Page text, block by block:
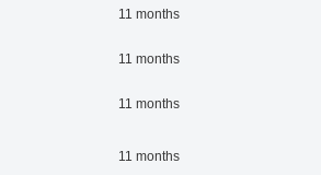
11 months
11 months
11 months
11 months